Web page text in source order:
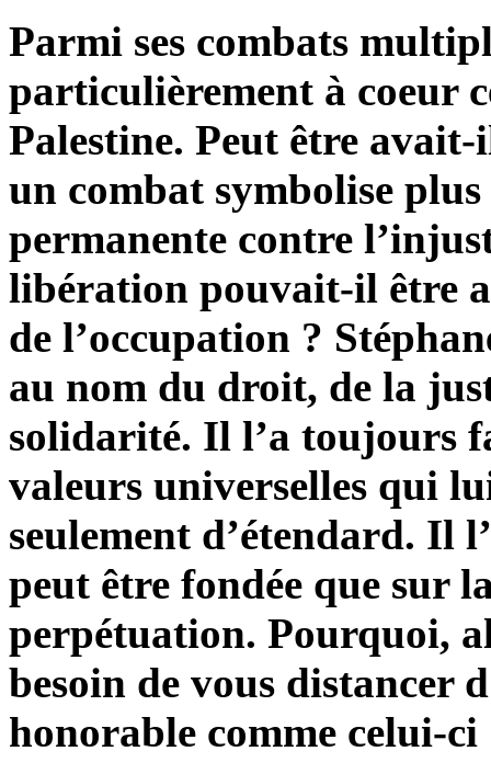
Parmi ses combats
particulièrement à coeur
Palestine. Peut être
un combat symbolise
permanente contre
libération pouvait-il être
de l’occupation ?
au nom du droit, de la
solidarité. Il l’a toujours
valeurs universelles qui
seulement d’étendard. Il
peut être fondée que sur
perpétuation. Pourquoi,
besoin de vous distancer
honorable comme celui-ci